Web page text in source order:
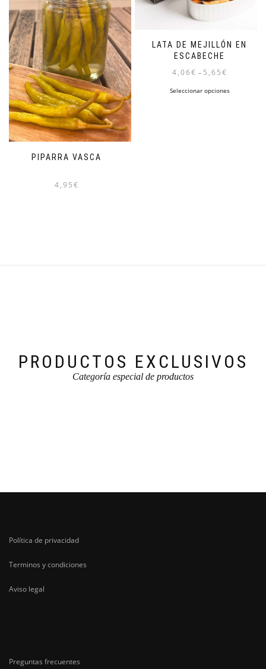
PIPARRA VASCA
4,95€
LATA DE MEJILLÓN EN
ESCABECHE
4,06€ – 5,65€
Seleccionar opcionesEste
PRODUCTOS EXCLUSIVOS
Categoría especial de productos
Política de privacidad
Terminos y condiciones
Aviso legal
Preguntas frecuentes